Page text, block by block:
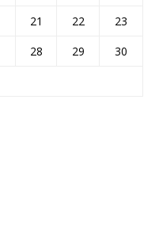
21 22
23
28 29
30